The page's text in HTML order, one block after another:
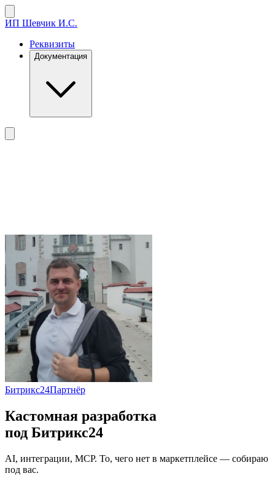
ИП Шевчик И.С.
Реквизиты
Документация
Битрикс24Партнёр
Кастомная разработка
под Битрикс24
AI, интеграции, MCP. То, чего нет в маркетплейсе — собираю
под вас.